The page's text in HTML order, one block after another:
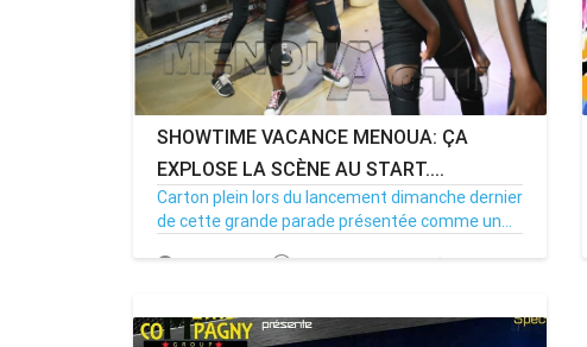
SHOWTIME VACANCE MENOUA: ÇA
EXPLOSE LA SCÈNE AU START....
Carton plein lors du lancement dimanche dernier
de cette grande parade présentée comme un...
04/07/17 Par MenouActu 0
Rendez-vous le 10 Octobre avec GESPROS pour
une formation de qualité, un métier